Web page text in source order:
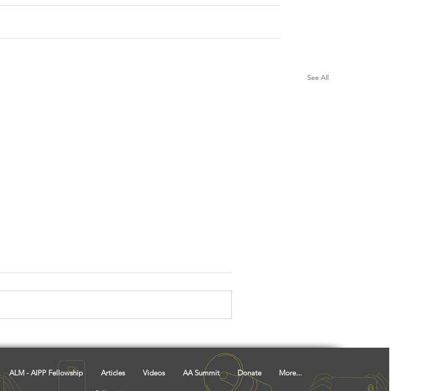
See All
जानें इस आदिवासी व्यक्ति से जीने के
खेत, किसानों और प्रकृति के प्रति
कैसे जताया आभार?
ALM - AIPP Fellowship Articles Videos AA Summit Donate More...